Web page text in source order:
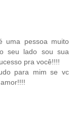
uma pessoa muito
seu lado sou sua
pra você!!!!
para mim se vc